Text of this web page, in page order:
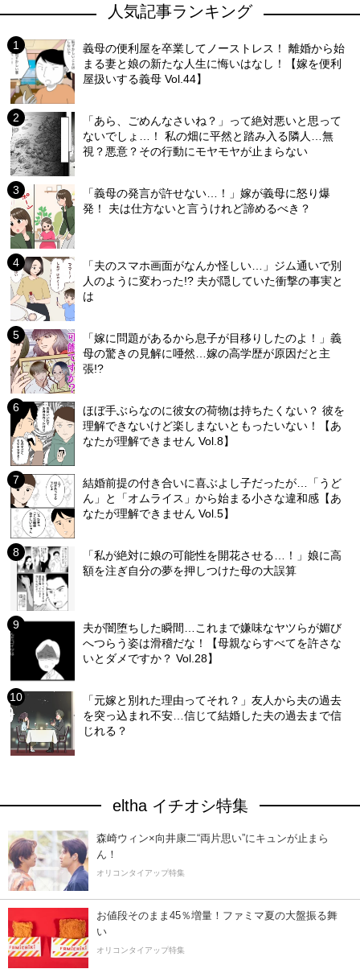
人気記事ランキング
義母の便利屋を卒業してノーストレス！ 離婚から始
まる妻と娘の新たな人生に悔いはなし！【嫁を便利
屋扱いする義母 Vol.44】
「あら、ごめんなさいね？」って絶対悪いと思って
ないでしょ…！ 私の畑に平然と踏み入る隣人…無
視？悪意？その行動にモヤモヤが止まらない
「義母の発言が許せない…！」嫁が義母に怒り爆
発！ 夫は仕方ないと言うけれど諦めるべき？
「夫のスマホ画面がなんか怪しい…」ジム通いで別
人のように変わった!? 夫が隠していた衝撃の事実と
は
「嫁に問題があるから息子が目移りしたのよ！」義
母の驚きの見解に唖然…嫁の高学歴が原因だと主
張!?
ほぼ手ぶらなのに彼女の荷物は持ちたくない？ 彼を
理解できないけど楽しまないともったいない！【あ
なたが理解できません Vol.8】
結婚前提の付き合いに喜ぶよし子だったが…「うど
ん」と「オムライス」から始まる小さな違和感【あ
なたが理解できません Vol.5】
「私が絶対に娘の可能性を開花させる…！」娘に高
額を注ぎ自分の夢を押しつけた母の大誤算
夫が闇堕ちした瞬間…これまで嫌味なヤツらが媚び
へつらう姿は滑稽だな！【母親ならすべてを許さな
いとダメですか？ Vol.28】
「元嫁と別れた理由ってそれ？」友人から夫の過去
を突っ込まれ不安…信じて結婚した夫の過去まで信
じれる？
eltha イチオシ特集
森崎ウィン×向井康二“両片思い”にキュンが止まら
ん！
オリコンタイアップ特集
お値段そのまま45％増量！ファミマ夏の大盤振る舞
い
オリコンタイアップ特集